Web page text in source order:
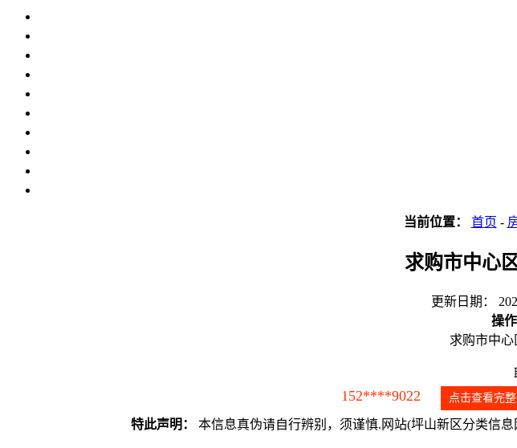
当前位置： 首页 -
求购市中心
更新日期：
操作
求购市中
152****9022 点击查看完
特此声明： 本信息真伪请自行辨别，须谨慎.网站(坪山新区分类信